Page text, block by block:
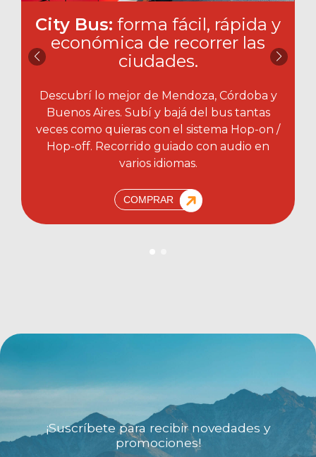
City Bus: forma fácil, rápida y
económica de recorrer las
ciudades.​
Descubrí lo mejor de Mendoza, Córdoba y
Buenos Aires. Subí y bajá del bus tantas
veces como quieras con el sistema Hop-on /
Hop-off. Recorrido guiado con audio en
varios idiomas.
COMPRAR
¡Suscríbete para recibir novedades y
promociones!